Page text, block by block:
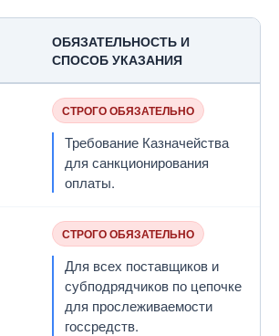
ОБЯЗАТЕЛЬНОСТЬ И
СПОСОБ УКАЗАНИЯ
СТРОГО ОБЯЗАТЕЛЬНО
Требование Казначейства
для санкционирования
оплаты.
СТРОГО ОБЯЗАТЕЛЬНО
Для всех поставщиков и
субподрядчиков по цепочке
для прослеживаемости
госсредств.